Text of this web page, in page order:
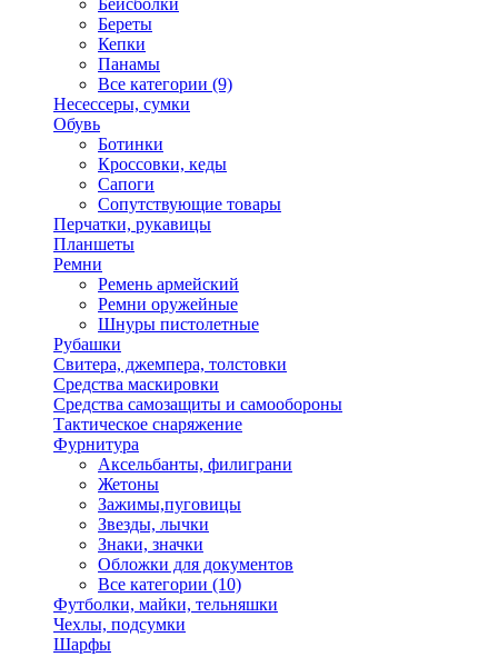
Бейсболки
Береты
Кепки
Панамы
Все категории (9)
Несессеры, сумки
Обувь
Ботинки
Кроссовки, кеды
Сапоги
Сопутствующие товары
Перчатки, рукавицы
Планшеты
Ремни
Ремень армейский
Ремни оружейные
Шнуры пистолетные
Рубашки
Свитера, джемпера, толстовки
Средства маскировки
Средства самозащиты и самообороны
Тактическое снаряжение
Фурнитура
Аксельбанты, филиграни
Жетоны
Зажимы,пуговицы
Звезды, лычки
Знаки, значки
Обложки для документов
Все категории (10)
Футболки, майки, тельняшки
Чехлы, подсумки
Шарфы